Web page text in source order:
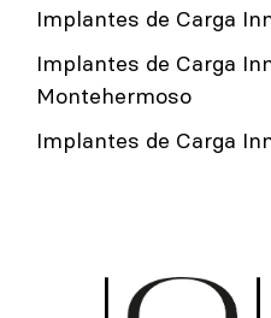
Implantes de Carga
Implantes de Carga
Montehermoso
Implantes de Carga